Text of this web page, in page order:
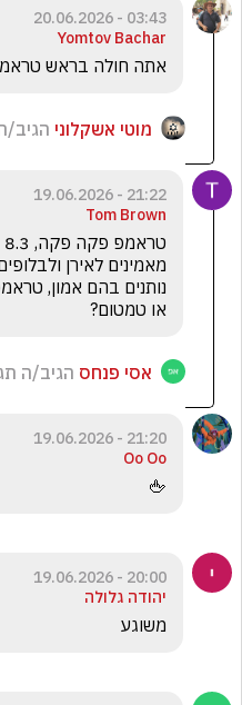
03:43 - 20.06.2026
Yomtov Bachar
אתה חולה בראש
מוטי אשקלוני הגיב/
21:22 - 19.06.2026
Tom Brown
או טמטום?
אסי פנחס הגיב/ה
21:20 - 19.06.2026
Oo Oo
🖕
20:00 - 19.06.2026
יהודה גלולה
משוגע